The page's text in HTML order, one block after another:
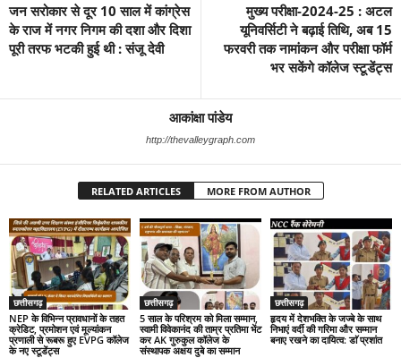
जन सरोकार से दूर 10 साल में कांग्रेस
के राज में नगर निगम की दशा और दिशा
पूरी तरफ भटकी हुई थी : संजू देवी
मुख्य परीक्षा-2024-25 : अटल
यूनिवर्सिटी ने बढ़ाई तिथि, अब 15
फरवरी तक नामांकन और परीक्षा फॉर्म
भर सकेंगे कॉलेज स्टूडेंट्स
आकांक्षा पांडेय
http://thevalleygraph.com
RELATED ARTICLES MORE FROM AUTHOR
छत्तीसगढ़
NEP के विभिन्न प्रावधानों के तहत
क्रेडिट, प्रमोशन एवं मूल्यांकन
प्रणाली से रूबरू हुए EVPG कॉलेज
के नए स्टूडेंट्स
छत्तीसगढ़
5 साल के परिश्रम को मिला सम्मान,
स्वामी विवेकानंद की ताम्र प्रतिमा भेंट
कर AK गुरुकुल कॉलेज के
संस्थापक अक्षय दुबे का सम्मान
छत्तीसगढ़
हृदय में देशभक्ति के जज्बे के साथ
निभाएं वर्दी की गरिमा और सम्मान
बनाए रखने का दायित्व: डाॅ प्रशांत